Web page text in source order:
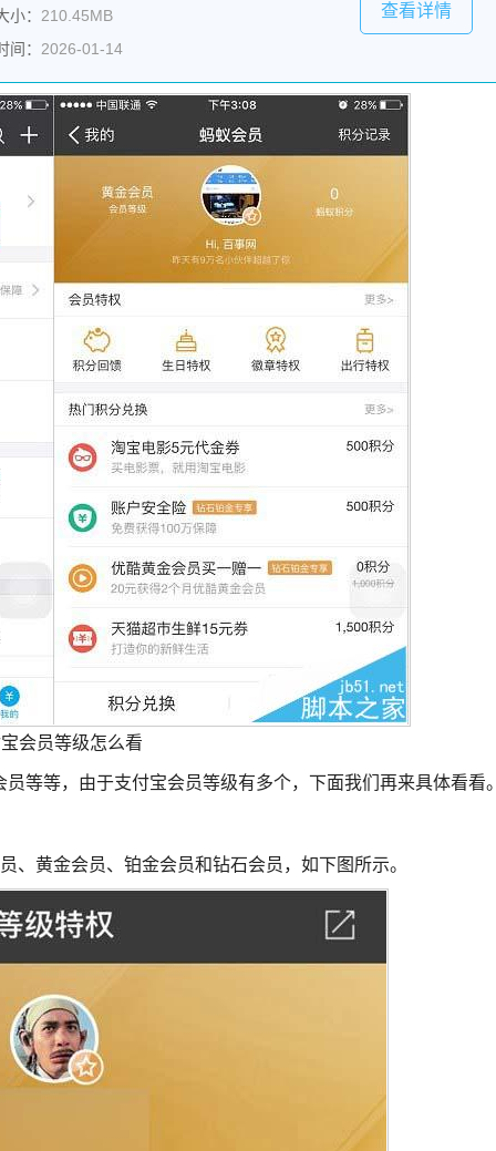
小： 210.45MB
间： 2026-01-14
查看详情
会员等级怎么看
等等，由于支付宝会员等级有多个，下面我们再来具体看看。
、黄金会员、铂金会员和钻石会员，如下图所示。